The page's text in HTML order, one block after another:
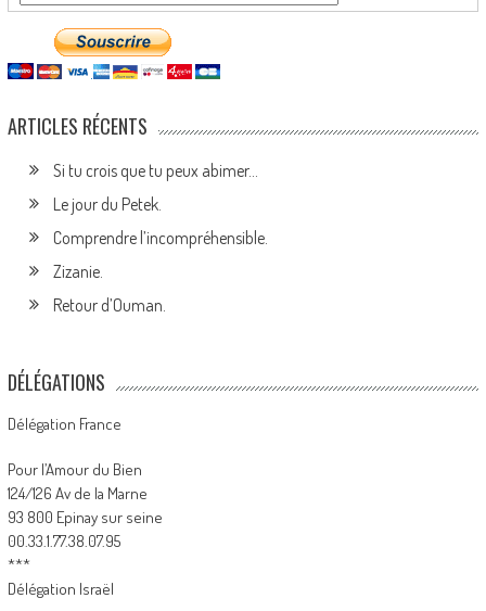
ARTICLES RÉCENTS
Si tu crois que tu peux abimer…
Le jour du Petek.
Comprendre l’incompréhensible.
Zizanie.
Retour d’Ouman.
DÉLÉGATIONS
Délégation France
Pour l’Amour du Bien
124/126 Av de la Marne
93 800 Epinay sur seine
00.33.1.77.38.07.95
***
Délégation Israël